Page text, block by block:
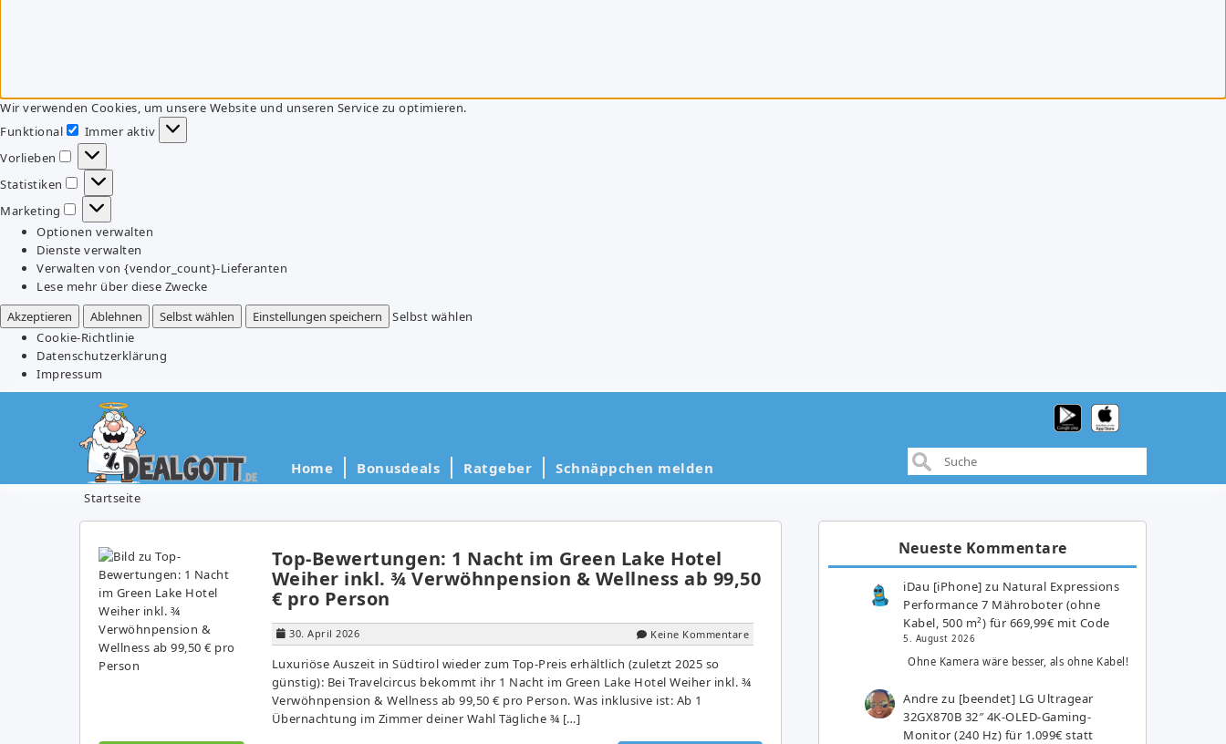
Wir verwenden Cookies, um unsere Website und unseren Service zu optimieren.
Funktional
Funktional
Immer aktiv
Vorlieben
Vorlieben
Statistiken
Statistiken
Marketing
Marketing
Optionen verwalten
Dienste verwalten
Verwalten von {vendor_count}-Lieferanten
Lese mehr über diese Zwecke
Akzeptieren
Ablehnen Selbst wählen Einstellungen speichern
Selbst wählen
Cookie-Richtlinie
Datenschutzerklärung
Impressum
Home Bonusdeals Ratgeber Schnäppchen melden
Startseite
Top-Bewertungen: 1 Nacht im Green Lake Hotel
Weiher inkl. ¾ Verwöhnpension & Wellness ab 99,50
€ pro Person
30. April 2026 Keine Kommentare
Luxuriöse Auszeit in Südtirol wieder zum Top-Preis erhältlich (zuletzt 2025 so
günstig): Bei Travelcircus bekommt ihr 1 Nacht im Green Lake Hotel Weiher inkl. ¾
Verwöhnpension & Wellness ab 99,50 € pro Person. Was inklusive ist: Ab 1
Übernachtung im Zimmer deiner Wahl Tägliche ¾ […]
Neueste Kommentare
iDau [iPhone] zu Natural Expressions
Performance 7 Mähroboter (ohne
Kabel, 500 m²) für 669,99€ mit Code
5. August 2026
Ohne Kamera wäre besser, als ohne Kabel!
Andre zu [beendet] LG Ultragear
32GX870B 32″ 4K-OLED-Gaming-
Monitor (240 Hz) für 1.099€ statt